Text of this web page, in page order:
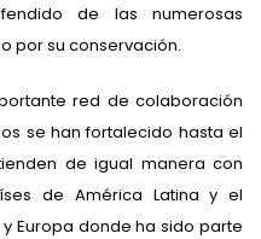
de las numerosas
por su conservación.
red de colaboración
se han fortalecido hasta el
de igual manera con
de América Latina y el
Europa donde ha sido parte